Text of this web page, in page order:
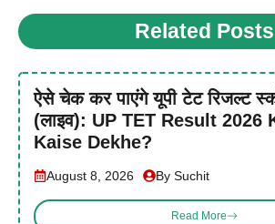
Related Posts
ऐसे चेक कर पाएंगे यूपी टेट रिजल्ट
(लाइव): UP TET Result 2026
Kaise Dekhe?
August 8, 2026 By Suchit
Read More